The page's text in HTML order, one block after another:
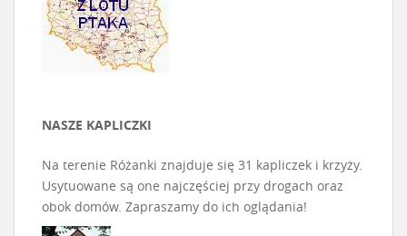
NASZE KAPLICZKI
Na terenie Różanki znajduje się 31 kapliczek i krzyży.
Usytuowane są one najczęściej przy drogach oraz
obok domów. Zapraszamy do ich oglądania!